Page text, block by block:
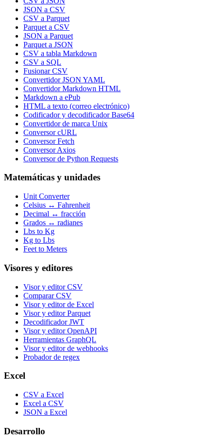
JSON a CSV
CSV a Parquet
Parquet a CSV
JSON a Parquet
Parquet a JSON
CSV a tabla Markdown
CSV a SQL
Fusionar CSV
Convertidor JSON YAML
Convertidor Markdown HTML
Markdown a ePub
HTML a texto (correo electrónico)
Codificador y decodificador Base64
Convertidor de marca Unix
Conversor cURL
Conversor Fetch
Conversor Axios
Conversor de Python Requests
Matemáticas y unidades
Unit Converter
Celsius ↔ Fahrenheit
Decimal ↔ fracción
Grados ↔ radianes
Lbs to Kg
Kg to Lbs
Feet to Meters
Visores y editores
Visor y editor CSV
Comparar CSV
Visor y editor de Excel
Visor y editor Parquet
Decodificador JWT
Visor y editor OpenAPI
Herramientas GraphQL
Visor y editor de webhooks
Probador de regex
Excel
CSV a Excel
Excel a CSV
JSON a Excel
Desarrollo